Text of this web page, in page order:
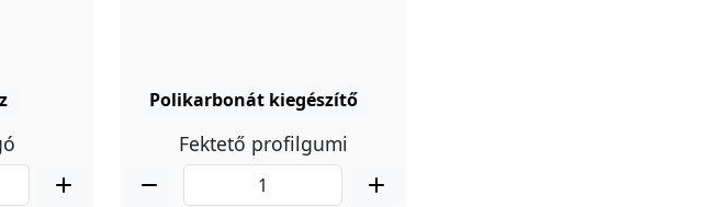
Polikarbonát kiegészítő
Fektető profilgumi